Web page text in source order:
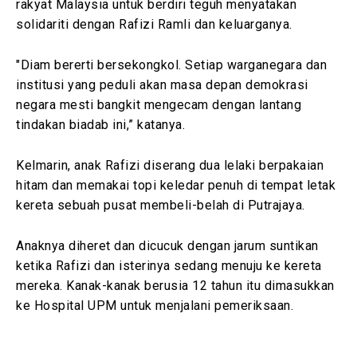
rakyat Malaysia untuk berdiri teguh menyatakan
solidariti dengan Rafizi Ramli dan keluarganya.
"Diam bererti bersekongkol. Setiap warganegara dan
institusi yang peduli akan masa depan demokrasi
negara mesti bangkit mengecam dengan lantang
tindakan biadab ini,” katanya.
Kelmarin, anak Rafizi diserang dua lelaki berpakaian
hitam dan memakai topi keledar penuh di tempat letak
kereta sebuah pusat membeli-belah di Putrajaya.
Anaknya diheret dan dicucuk dengan jarum suntikan
ketika Rafizi dan isterinya sedang menuju ke kereta
mereka. Kanak-kanak berusia 12 tahun itu dimasukkan
ke Hospital UPM untuk menjalani pemeriksaan.